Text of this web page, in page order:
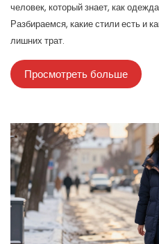
человек, который знает, как
Разбираемся, какие стили есть и
лишних трат.
Просмотреть больше